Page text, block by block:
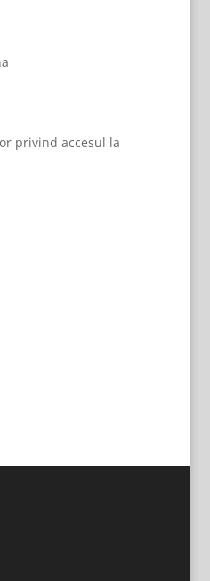
privind accesul la